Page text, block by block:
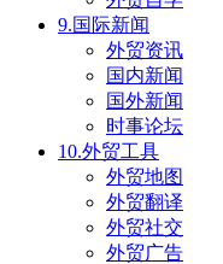
9.国际新闻
外贸资讯
国内新闻
国外新闻
时事论坛
10.外贸工具
外贸地图
外贸翻译
外贸社交
外贸广告